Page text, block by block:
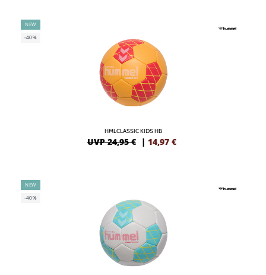
NEW
-40%
HMLCLASSIC KIDS HB
UVP 24,95 € | 14,97 €
NEW
-40%